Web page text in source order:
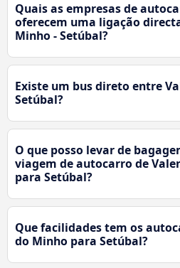
Quais as empresas de
oferecem uma ligação
Minho - Setúbal?
Existe um bus direto entre
Setúbal?
O que posso levar de
viagem de autocarro de
para Setúbal?
Que facilidades tem os
do Minho para Setúbal?